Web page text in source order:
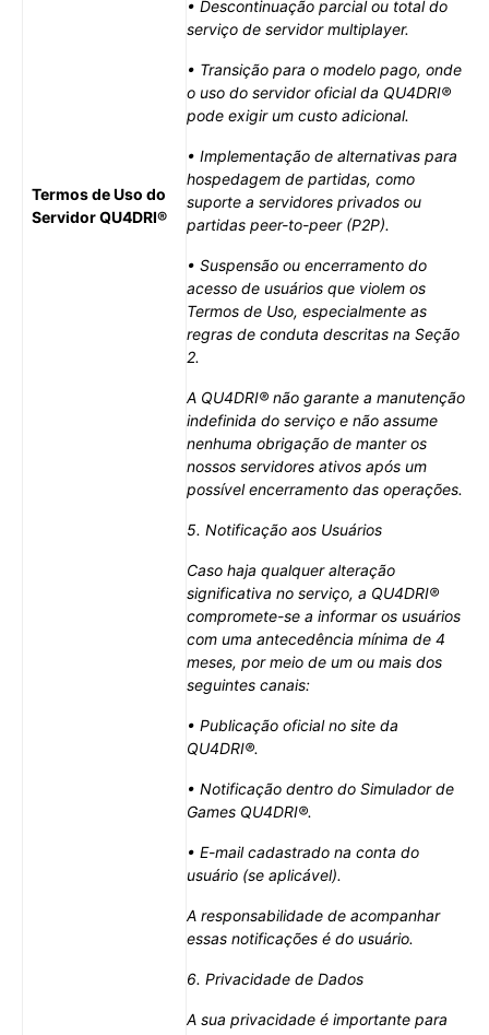
Termos de Uso do
Servidor QU4DRI®
• Descontinuação parcial ou total do
serviço de servidor multiplayer.
• Transição para o modelo pago, onde
o uso do servidor oficial da QU4DRI®
pode exigir um custo adicional.
• Implementação de alternativas para
hospedagem de partidas, como
suporte a servidores privados ou
partidas peer-to-peer (P2P).
• Suspensão ou encerramento do
acesso de usuários que violem os
Termos de Uso, especialmente as
regras de conduta descritas na Seção
2.
A QU4DRI® não garante a manutenção
indefinida do serviço e não assume
nenhuma obrigação de manter os
nossos servidores ativos após um
possível encerramento das operações.
5. Notificação aos Usuários
Caso haja qualquer alteração
significativa no serviço, a QU4DRI®
compromete-se a informar os usuários
com uma antecedência mínima de 4
meses, por meio de um ou mais dos
seguintes canais:
• Publicação oficial no site da
QU4DRI®.
• Notificação dentro do Simulador de
Games QU4DRI®.
• E-mail cadastrado na conta do
usuário (se aplicável).
A responsabilidade de acompanhar
essas notificações é do usuário.
6. Privacidade de Dados
A sua privacidade é importante para